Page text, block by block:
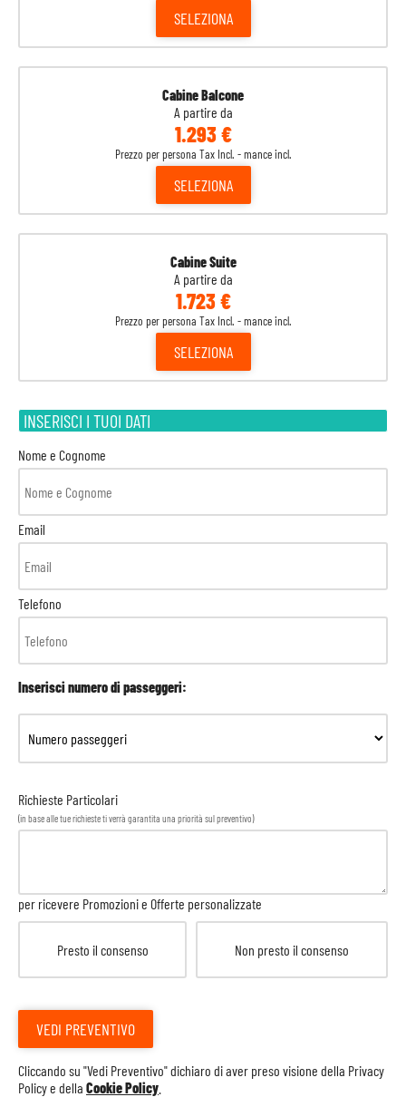
SELEZIONA
Cabine Balcone
A partire da
1.293 €
Prezzo per persona Tax Incl. - mance incl.
SELEZIONA
Cabine Suite
A partire da
1.723 €
Prezzo per persona Tax Incl. - mance incl.
SELEZIONA
INSERISCI I TUOI DATI
Nome e Cognome
Email
Telefono
Inserisci numero di passeggeri:
Richieste Particolari
(in base alle tue richieste ti verrà garantita una priorità sul preventivo)
per ricevere Promozioni e Offerte personalizzate
Presto il consenso Non presto il consenso
VEDI PREVENTIVO
Cliccando su "Vedi Preventivo" dichiaro di aver preso visione della Privacy
Policye della Cookie Policy